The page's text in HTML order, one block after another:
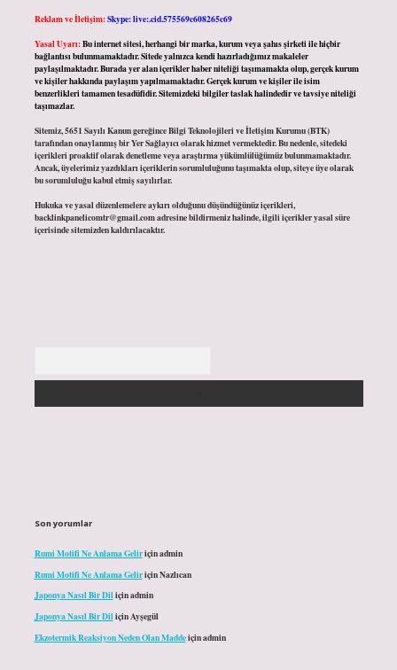
Reklam ve İletişim:Skype: live:.cid.575569c608265c69
Yasal Uyarı:Bu internet sitesi, herhangi bir marka, kurum veya şahıs şirketi ile hiçbir
bağlantısı bulunmamaktadır. Sitede yalnızca kendi hazırladığımız makaleler
paylaşılmaktadır. Burada yer alan içerikler haber niteliği taşımamakta olup, gerçek kurum
ve kişiler hakkında paylaşım yapılmamaktadır. Gerçek kurum ve kişiler ile isim
benzerlikleri tamamen tesadüfidir. Sitemizdeki bilgiler taslak halindedir ve tavsiye niteliği
taşımazlar.
Sitemiz, 5651 Sayılı Kanun gereğince Bilgi Teknolojileri ve İletişim Kurumu (BTK)
tarafından onaylanmış bir Yer Sağlayıcı olarak hizmet vermektedir. Bu nedenle, sitedeki
içerikleri proaktif olarak denetleme veya araştırma yükümlülüğümüz bulunmamaktadır.
Ancak, üyelerimiz yazdıkları içeriklerin sorumluluğunu taşımakta olup, siteye üye olarak
bu sorumluluğu kabul etmiş sayılırlar.
Hukuka ve yasal düzenlemelere aykırı olduğunu düşündüğünüz içerikleri,
backlinkpanelicomtr@gmail.comadresine bildirmeniz halinde, ilgili içerikler yasal süre
içerisinde sitemizden kaldırılacaktır.
Son yorumlar
Rumi Motifi Ne Anlama Geliriçinadmin
Rumi Motifi Ne Anlama GeliriçinNazlıcan
Japonya Nasıl Bir Diliçinadmin
Japonya Nasıl Bir DiliçinAyşegül
Ekzotermik Reaksiyon Neden Olan Maddeiçinadmin